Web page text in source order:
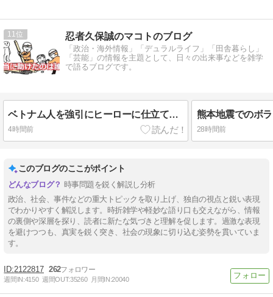
11 忍者久保誠のマコトのブログ
「政治・海外情報」「デュラルライフ」「田舎暮らし」
「芸能」の情報を主題として、日々の出来事などを雑学
で語るブログです。
ベトナム人を強引にヒーローに仕立て上げるマスゴミの悪辣さ
4時間前 28時間前
このブログのここがポイント
時事問題を鋭く解説し分析
政治、社会、事件などの重大トピックを取り上げ、独自の視点と鋭い表現
でわかりやすく解説します。時折雑学や軽妙な語り口も交えながら、情報
の裏側や深層を探り、読者に新たな気づきと理解を促します。過激な表現
を避けつつも、真実を鋭く突き、社会の現象に切り込む姿勢を貫いていま
す。
2122817 262
週間IN:4150 週間OUT:35260 月間IN:20040